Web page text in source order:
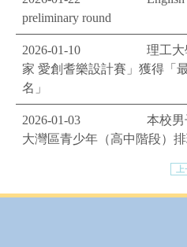
preliminary round
2026-01-10
理工大
家 愛創耆樂設計賽」獲得「
名」
2026-01-03
本校
大灣區青少年（高中階段）